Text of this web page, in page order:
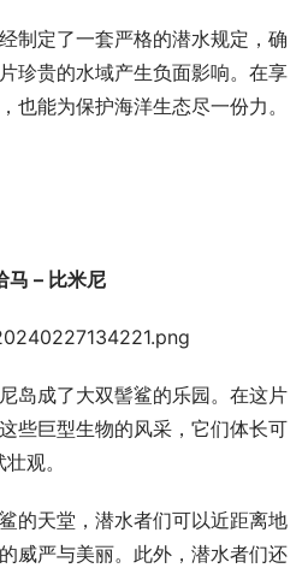
制定了一套严格的潜水规定，确
珍贵的水域产生负面影响。在享
也能为保护海洋生态尽一份力。
马 – 比米尼
岛成了大双髻鲨的乐园。在这片
些巨型生物的风采，它们体长可
观。
的天堂，潜水者们可以近距离地
威严与美丽。此外，潜水者们还